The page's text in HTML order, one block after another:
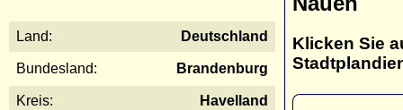
Land: Deutschland
Bundesland: Brandenburg
Kreis: Havelland
Klicken Sie